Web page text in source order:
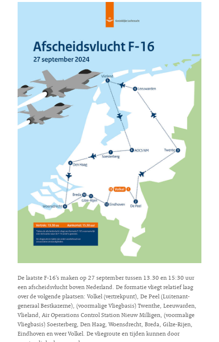
De laatste F-16’s maken op 27 september tussen 13.30 en 15:30 uur
een afscheidsvlucht boven Nederland. De formatie vliegt relatief laag
over de volgende plaatsen: Volkel (vertrekpunt), De Peel (Luitenant-
generaal Bestkazerne), (voormalige Vliegbasis) Twenthe, Leeuwarden,
Vlieland, Air Operations Control Station Nieuw Milligen, (voormalige
Vliegbasis) Soesterberg, Den Haag, Woensdrecht, Breda, Gilze-Rijen,
Eindhoven en weer Volkel. De vliegroute en tijden kunnen door